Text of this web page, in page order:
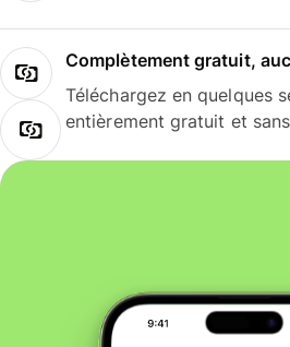
Complètement gratuit,
Téléchargez en quelques
entièrement gratuit et